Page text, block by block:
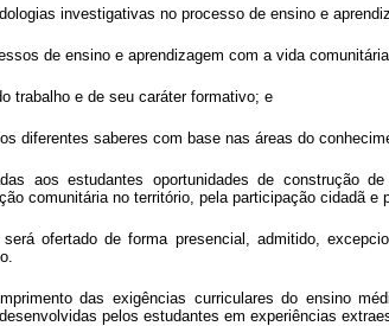
investigativas no processo de ensino e
de ensino e aprendizagem com a vida
trabalho e de seu caráter formativo; e
diferentes saberes com base nas áreas do
aos estudantes oportunidades de construção
comunitária no território, pela participação cidadã
ofertado de forma presencial, admitido,
das exigências curriculares do ensino
pelos estudantes em experiências